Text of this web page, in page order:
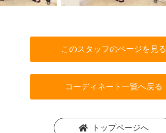
このスタッフのページを見る
コーディネート一覧へ戻る
トップページへ